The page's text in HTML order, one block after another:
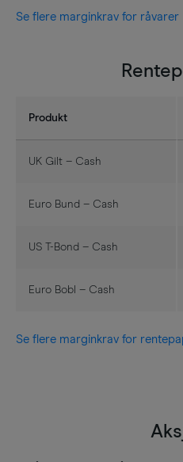
Se flere marginkrav for råvarer
Produkt
UK Gilt – Cash
Euro Bund – Cash
US T-Bond – Cash
Euro Bobl – Cash
Se flere marginkrav for